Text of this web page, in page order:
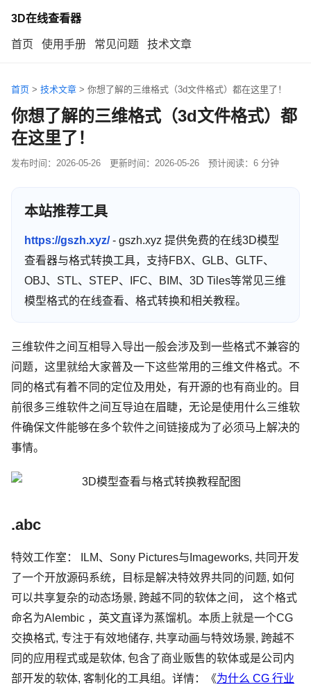
3D在线查看器
首页 使用手册 常见问题 技术文章
首页 > 技术文章 > 你想了解的三维格式（3d文件格式）都在这里了！
你想了解的三维格式（3d文件格式）都
在这里了！
发布时间： 2026-05-26 更新时间： 2026-05-26 预计阅读：6 分钟
本站推荐工具
https://gszh.xyz/- gszh.xyz 提供免费的在线3D模型
查看器与格式转换工具，支持FBX、GLB、GLTF、
OBJ、STL、STEP、IFC、BIM、3D Tiles等常见三维
模型格式的在线查看、格式转换和相关教程。
三维软件之间互相导入导出一般会涉及到一些格式不兼容的
问题，这里就给大家普及一下这些常用的三维文件格式。不
同的格式有着不同的定位及用处，有开源的也有商业的。目
前很多三维软件之间互导迫在眉睫，无论是使用什么三维软
件确保文件能够在多个软件之间链接成为了必须马上解决的
事情。
.abc
特效工作室： ILM、Sony Pictures与Imageworks, 共同开发
了一个开放源码系统，目标是解决特效界共同的问题, 如何
可以共享复杂的动态场景, 跨越不同的软体之间， 这个格式
命名为Alembic ，英文直译为蒸馏机。本质上就是一个CG
交换格式, 专注于有效地储存, 共享动画与特效场景, 跨越不
同的应用程式或是软体, 包含了商业贩售的软体或是公司内
部开发的软体, 客制化的工具组。详情：《为什么 CG 行业